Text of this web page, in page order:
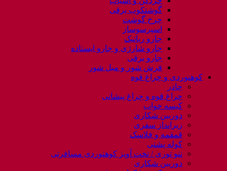
گوشتکوب برقی
چرخ گوشت
اسپرسوساز
جارو رباتیک
جارو شارژی و جارو ایستاده
جارو برقی
فرش شور و مبل شور
کوهنوردی و چراغ قوه
چادر
چراغ قوه و چراغ پیشانی
کیسه خواب
دوربین شکاری
زیرانداز سفری
قمقمه و فلاسک
کوله پشتی
ننو توری / تخت آویز کوهنوردی مسافرتی
دوربین شکاری